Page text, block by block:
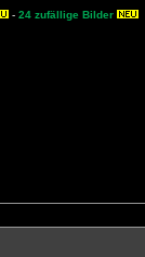
- 24 zufällige Bilder